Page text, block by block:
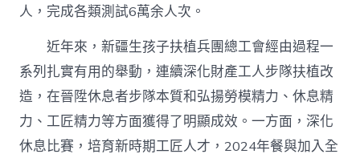
人，完成各類測試6萬余人次。
近年來，新疆生孩子扶植兵團總工會經由過程一
系列扎實有用的舉動，連續深化財產工人步隊扶植改
造，在晉陞休息者步隊本質和弘揚勞模精力、休息精
力、工匠精力等方面獲得了明顯成效。一方面，深化
休息比賽，培育新時期工匠人才，2024年餐與加入全